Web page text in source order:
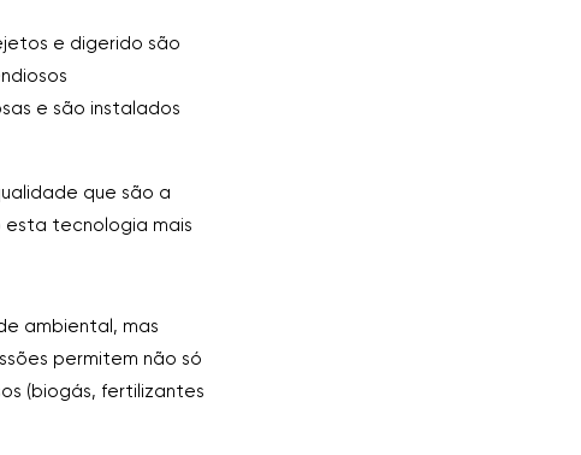
e digerido são
e são instalados
que são a
tecnologia mais
ambiental, mas
permitem não só
(biogás, fertilizantes